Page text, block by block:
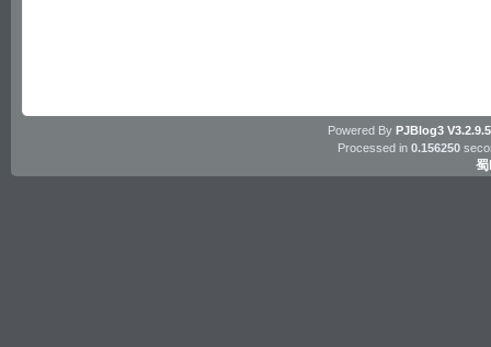
Powered By PJBlog3
Processed in 0.156250